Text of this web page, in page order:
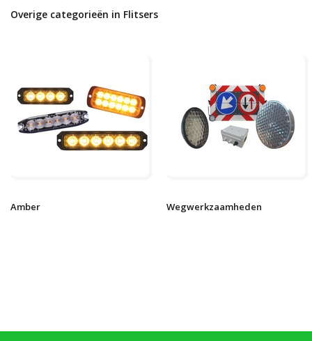
Overige categorieën in Flitsers
Amber Wegwerkzaamheden